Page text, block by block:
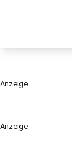
Anzeige
Anzeige